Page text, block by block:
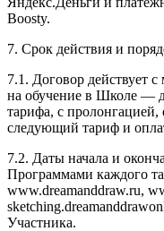
Boosty.
7. Срок действия и
7.1. Договор действует
на обучение в Школе —
тарифа, с
следующий тариф и
7.2. Даты начала и
Программами каждого
www.dreamanddraw.ru,
Участника.